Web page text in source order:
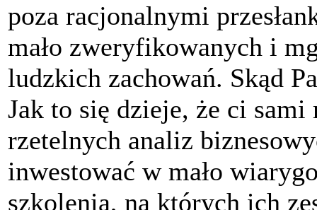
poza racjonalnymi
mało zweryfikowanych i
ludzkich zachowań. Skąd
Jak to się dzieje, że ci
rzetelnych analiz
inwestować w mało
szkolenia, na których ich